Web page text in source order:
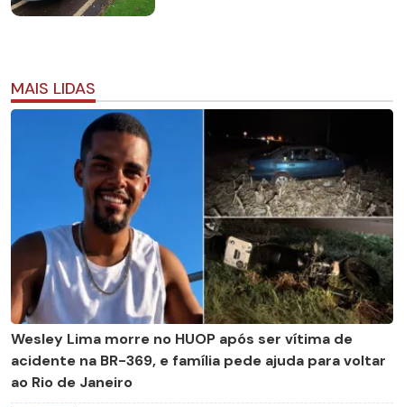
MAIS LIDAS
Wesley Lima morre no HUOP após ser vítima de
acidente na BR-369, e família pede ajuda para voltar
ao Rio de Janeiro